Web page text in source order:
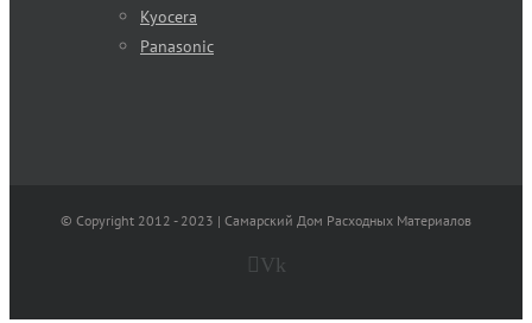
Kyocera
Panasonic
© Copyright 2012 - 2023 | Самарский Дом Расходных Материалов
Vk